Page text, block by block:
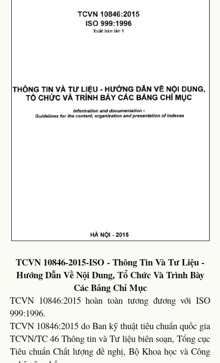
TCVN 10846-2015-ISO - Thông Tin Và Tư Liệu -
Hướng Dẫn Về Nội Dung, Tổ Chức Và Trình Bày
Các Bảng Chỉ Mục
TCVN 10846:2015 hoàn toàn tương đương với ISO
999:1996.
TCVN 10846:2015 do Ban kỹ thuật tiêu chuẩn quốc gia
TCVN/TC 46 Thông tin và Tư liệu biên soạn, Tổng cục
Tiêu chuẩn Chất lượng đề nghị, Bộ Khoa học và Công